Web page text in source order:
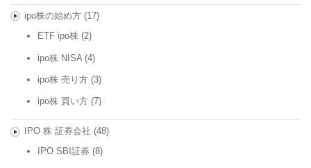
ipo株の始め方(17)
ETF ipo株 (2)
ipo株 NISA (4)
ipo株 売り方 (3)
ipo株 買い方 (7)
IPO 株 証券会社 (48)
IPO SBI証券 (8)